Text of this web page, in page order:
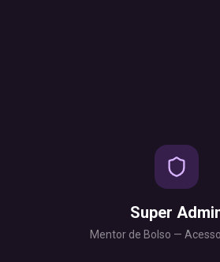
Super
Mentor de Bolso —